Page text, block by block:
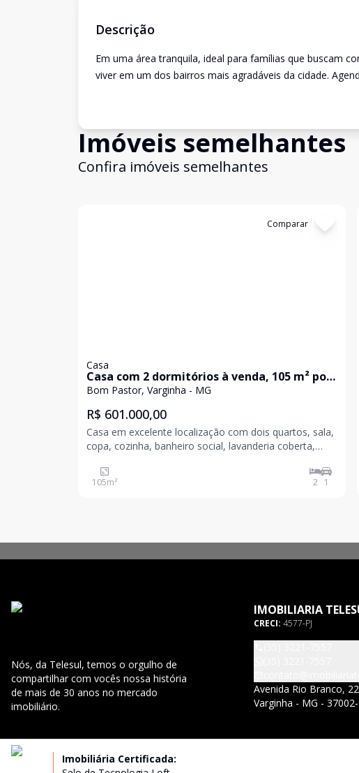
Descrição
Em uma área tranquila, ideal para famílias que buscam
viver em um dos bairros mais agradáveis da cidade.
Imóveis semelhantes
Confira imóveis semelhantes
Comparar
Casa
Casa com 2 dormitórios à venda, 105 m² por
R$ 600.000,00 - Bom Pastor - Varginha/MG
Bom Pastor, Varginha - MG
R$ 601.000,00
Casa em excelente localização com dois quartos, sala,
copa, cozinha, banheiro social, lavanderia coberta,
eletrônico. Nº110
105m² 2 1
Nós, da Telesul, temos o orgulho de
compartilhar com vocês nossa história
de mais de 30 anos no mercado
imobiliário.
IMOBILIARIA
CRECI: 4577-PJ
Avenida Rio Branco,
Varginha - MG -
Imobiliária Certificada: